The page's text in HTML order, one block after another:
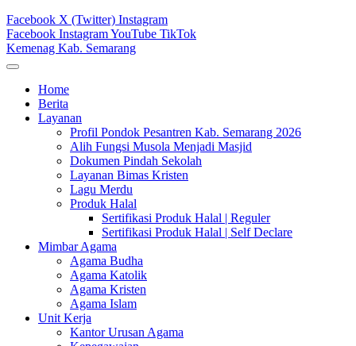
Facebook X (Twitter) Instagram
Facebook InstagramYouTube TikTok
Kemenag Kab. Semarang
Home
Berita
Layanan
Profil Pondok Pesantren Kab. Semarang 2026
Alih Fungsi Musola Menjadi Masjid
Dokumen Pindah Sekolah
Layanan Bimas Kristen
Lagu Merdu
Produk Halal
Sertifikasi Produk Halal | Reguler
Sertifikasi Produk Halal | Self Declare
Mimbar Agama
Agama Budha
Agama Katolik
Agama Kristen
Agama Islam
Unit Kerja
Kantor Urusan Agama